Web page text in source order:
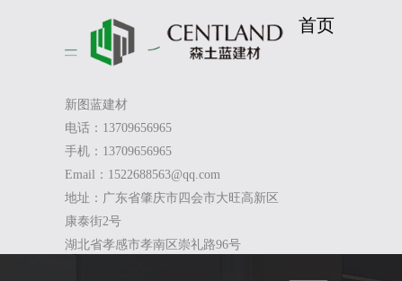
新图蓝建材
电话：13709656965
手机：13709656965
Email：1522688563@qq.com
地址：广东省肇庆市四会市大旺高新区
康泰街2号
湖北省孝感市孝南区崇礼路96号
首页